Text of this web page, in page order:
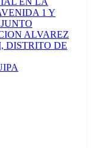
1 Y
ALVAREZ
DISTRITO DE